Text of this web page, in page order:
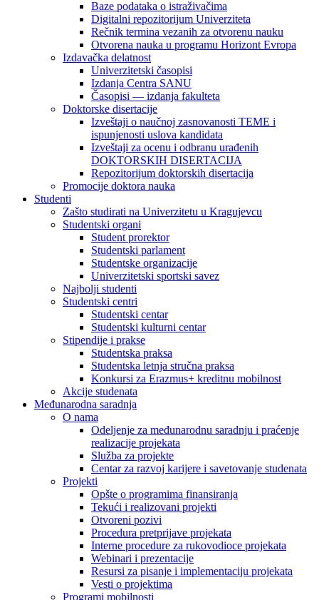
Baze podataka o istraživačima
Digitalni repozitorijum Univerziteta
Rečnik termina vezanih za otvorenu nauku
Otvorena nauka u programu Horizont Evropa
Izdavačka delatnost
Univerzitetski časopisi
Izdanja Centra SANU
Časopisi — izdanja fakulteta
Doktorske disertacije
Izveštaji o naučnoj zasnovanosti TEME i
ispunjenosti uslova kandidata
Izveštaji za ocenu i odbranu urađenih
DOKTORSKIH DISERTACIJA
Repozitorijum doktorskih disertacija
Promocije doktora nauka
Studenti
Zašto studirati na Univerzitetu u Kragujevcu
Studentski organi
Student prorektor
Studentski parlament
Studentske organizacije
Univerzitetski sportski savez
Najbolji studenti
Studentski centri
Studentski centar
Studentski kulturni centar
Stipendije i prakse
Studentska praksa
Studentska letnja stručna praksa
Konkursi za Erazmus+ kreditnu mobilnost
Akcije studenata
Međunarodna saradnja
O nama
Odeljenje za međunarodnu saradnju i praćenje
realizacije projekata
Služba za projekte
Centar za razvoj karijere i savetovanje studenata
Projekti
Opšte o programima finansiranja
Tekući i realizovani projekti
Otvoreni pozivi
Procedura pretprijave projekata
Interne procedure za rukovodioce projekata
Webinari i prezentacije
Resursi za pisanje i implementaciju projekata
Vesti o projektima
Programi mobilnosti